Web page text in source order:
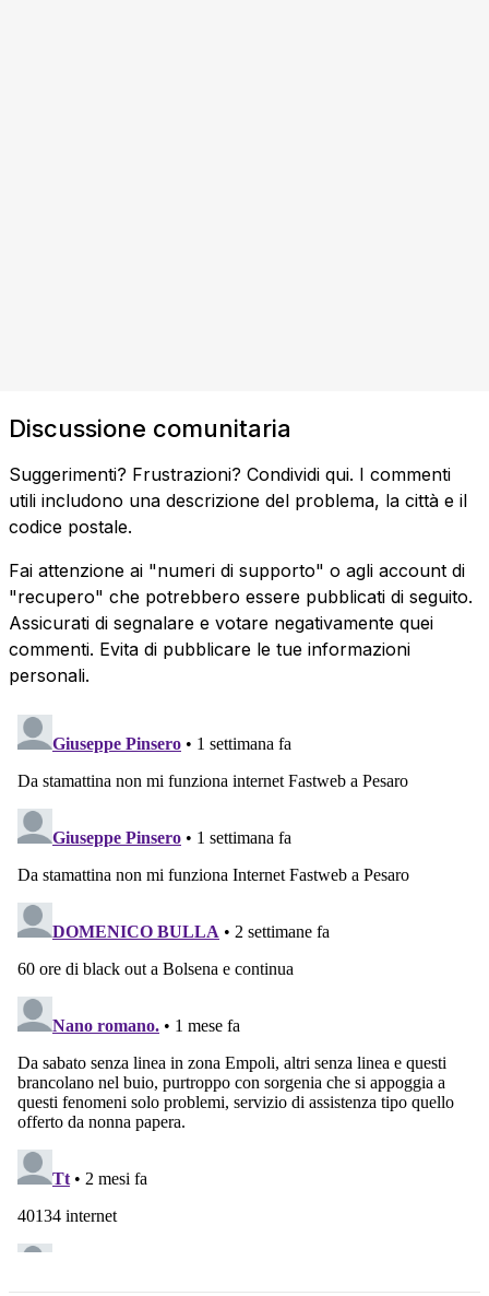
Discussione comunitaria
Suggerimenti? Frustrazioni? Condividi qui. I commenti
utili includono una descrizione del problema, la città e il
codice postale.
Fai attenzione ai "numeri di supporto" o agli account di
"recupero" che potrebbero essere pubblicati di seguito.
Assicurati di segnalare e votare negativamente quei
commenti. Evita di pubblicare le tue informazioni
personali.